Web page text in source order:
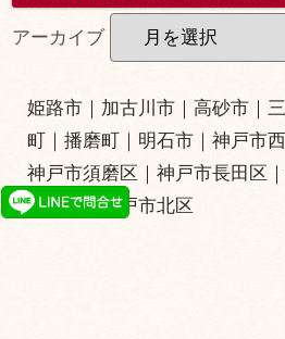
アーカイブ
姫路市 加古川市 高砂市 ｜
町
｜播磨町 明石市 ｜神戸市
神戸市須磨区
｜神戸市長田区
市灘区｜神戸市北区